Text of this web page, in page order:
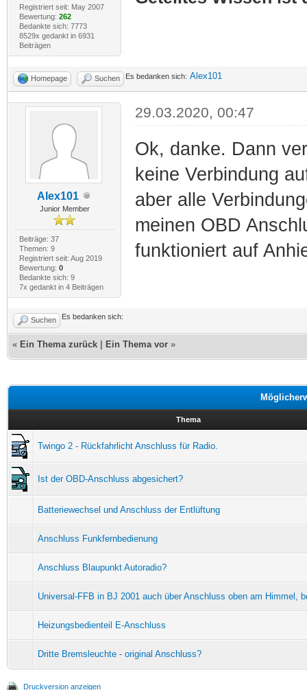
Registriert seit: May 2007
Bewertung: 262
Bedankte sich: 7773
8529x gedankt in 6931
Beiträgen
Homepage Suchen Es bedanken sich: Alex101
Alex101
Junior Member
Beiträge: 37
Themen: 9
Registriert seit: Aug 2019
Bewertung: 0
Bedankte sich: 9
7x gedankt in 4 Beiträgen
29.03.2020, 00:47
Ok, danke. Dann
keine Verbindung
aber alle
meinen OBD
funktioniert auf
Suchen Es bedanken sich:
« Ein Thema zurück Ein Thema vor »
Thema
Twingo 2 - Rückfahrlicht Anschluss für Radio.
Ist der OBD-Anschluss abgesichert?
Batteriewechsel und Anschluss der Entlüftung
Anschluss Funkfernbedienung
Anschluss Blaupunkt Autoradio?
Universal-FFB in BJ 2001 auch über Anschluss oben am Himmel,
Heizungsbedienteil E-Anschluss
Dritte Bremsleuchte - original Anschluss?
Druckversion anzeigen